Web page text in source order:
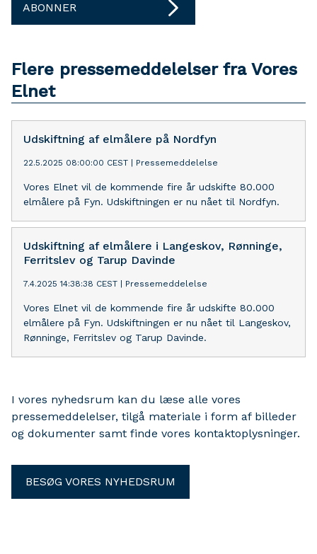
ABONNER
Flere pressemeddelelser fra Vores
Elnet
Udskiftning af elmålere på Nordfyn
22.5.2025 08:00:00 CEST Pressemeddelelse
Vores Elnet vil de kommende fire år udskifte 80.000
elmålere på Fyn. Udskiftningen er nu nået til Nordfyn.
Udskiftning af elmålere i Langeskov, Rønninge,
Ferritslev og Tarup Davinde
7.4.2025 14:38:38 CEST Pressemeddelelse
Vores Elnet vil de kommende fire år udskifte 80.000
elmålere på Fyn. Udskiftningen er nu nået til Langeskov,
Rønninge, Ferritslev og Tarup Davinde.
I vores nyhedsrum kan du læse alle vores
pressemeddelelser, tilgå materiale i form af billeder
og dokumenter samt finde vores kontaktoplysninger.
BESØG VORES NYHEDSRUM